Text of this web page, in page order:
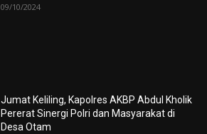
09/10/2024
Jumat Keliling, Kapolres AKBP Abdul Kholik
Pererat Sinergi Polri dan Masyarakat di
Desa Otam